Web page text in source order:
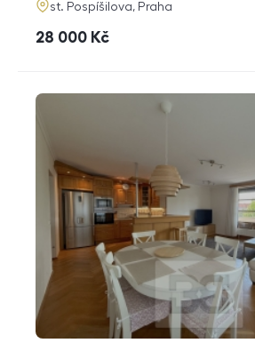
adresa
st. Pospíšilova, Praha
cena
28 000 Kč